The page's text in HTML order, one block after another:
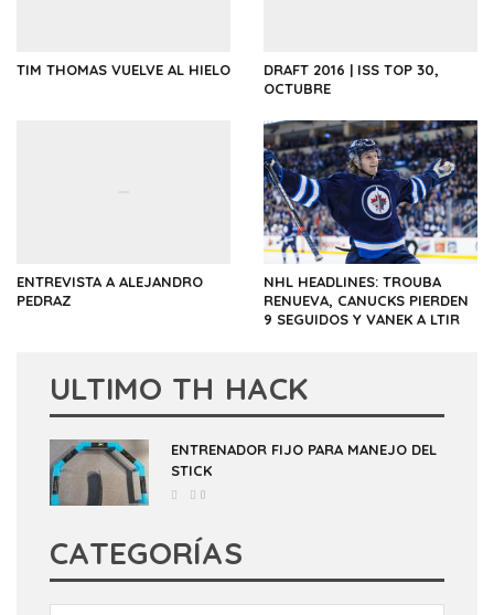
TIM THOMAS VUELVE AL HIELO
DRAFT 2016 | ISS TOP 30,
OCTUBRE
ENTREVISTA A ALEJANDRO
PEDRAZ
NHL HEADLINES: TROUBA
RENUEVA, CANUCKS PIERDEN
9 SEGUIDOS Y VANEK A LTIR
ULTIMO TH HACK
ENTRENADOR FIJO PARA MANEJO DEL
STICK
0
CATEGORÍAS